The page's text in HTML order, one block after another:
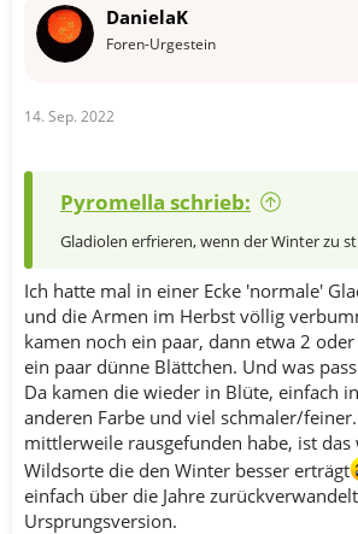
o
:
DanielaK
Foren-Urgestein
14. Sep. 2022
Pyromella schrieb:
Gladiolen erfrieren, wenn der Winter zu
Ich hatte mal in einer Ecke 'normale'
und die Armen im Herbst völlig
kamen noch ein paar, dann etwa 2
ein paar dünne Blättchen. Und was
Da kamen die wieder in Blüte, einfach
anderen Farbe und viel schmaler/
mittlerweile rausgefunden habe, ist das
Wildsorte die den Winter besser erträgt
einfach über die Jahre
Ursprungsversion.